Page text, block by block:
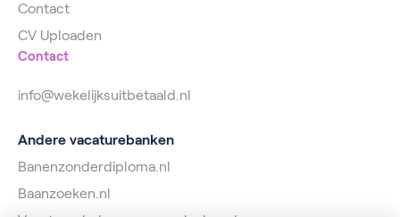
Contact
CV Uploaden
Contact
info@wekelijksuitbetaald.nl
Andere vacaturebanken
Banenzonderdiploma.nl
Baanzoeken.nl